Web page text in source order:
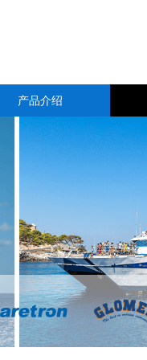
产品介绍